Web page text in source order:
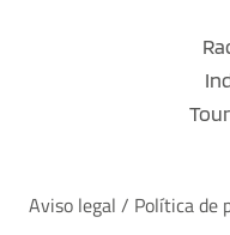
Aviso legal / Política de